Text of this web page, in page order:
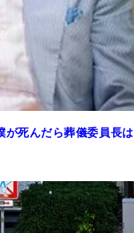
が死んだら葬儀委員長は